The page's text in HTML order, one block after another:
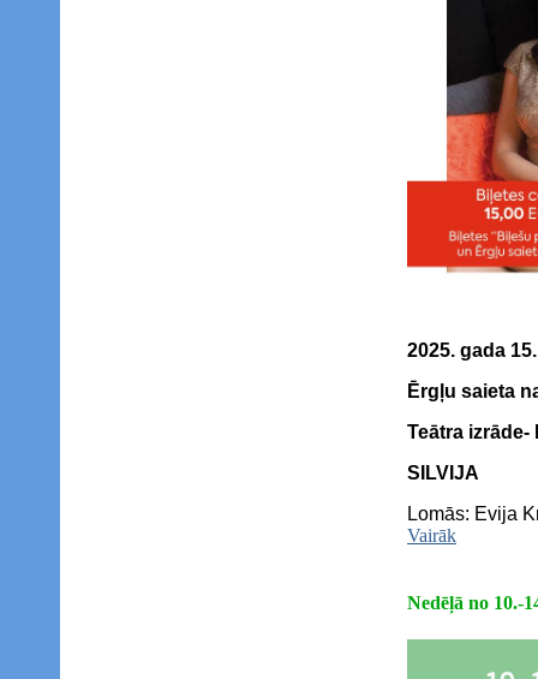
2025. gada
Ērgļu saieta
Teātra izrāde-
SILVIJA
Lomās: Evija
Vairāk
Nedēļā no 10.-